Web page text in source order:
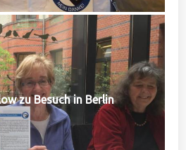
zu Besuch in Berlin